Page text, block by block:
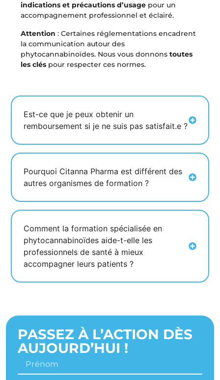
indications et précautions d’usage pour un
accompagnement professionnel et éclairé.
Attention : Certaines réglementations encadrent
la communication autour des
phytocannabinoïdes. Nous vous donnonstoutes
les clés pour respecter ces normes.
Est-ce que je peux obtenir un
remboursement si je ne suis pas satisfait.e ?
Pourquoi Citanna Pharma est différent des
autres organismes de formation ?
Comment la formation spécialisée en
phytocannabinoïdes aide-t-elle les
professionnels de santé à mieux
accompagner leurs patients ?
PASSEZ À L’ACTION DÈS
AUJOURD’HUI !